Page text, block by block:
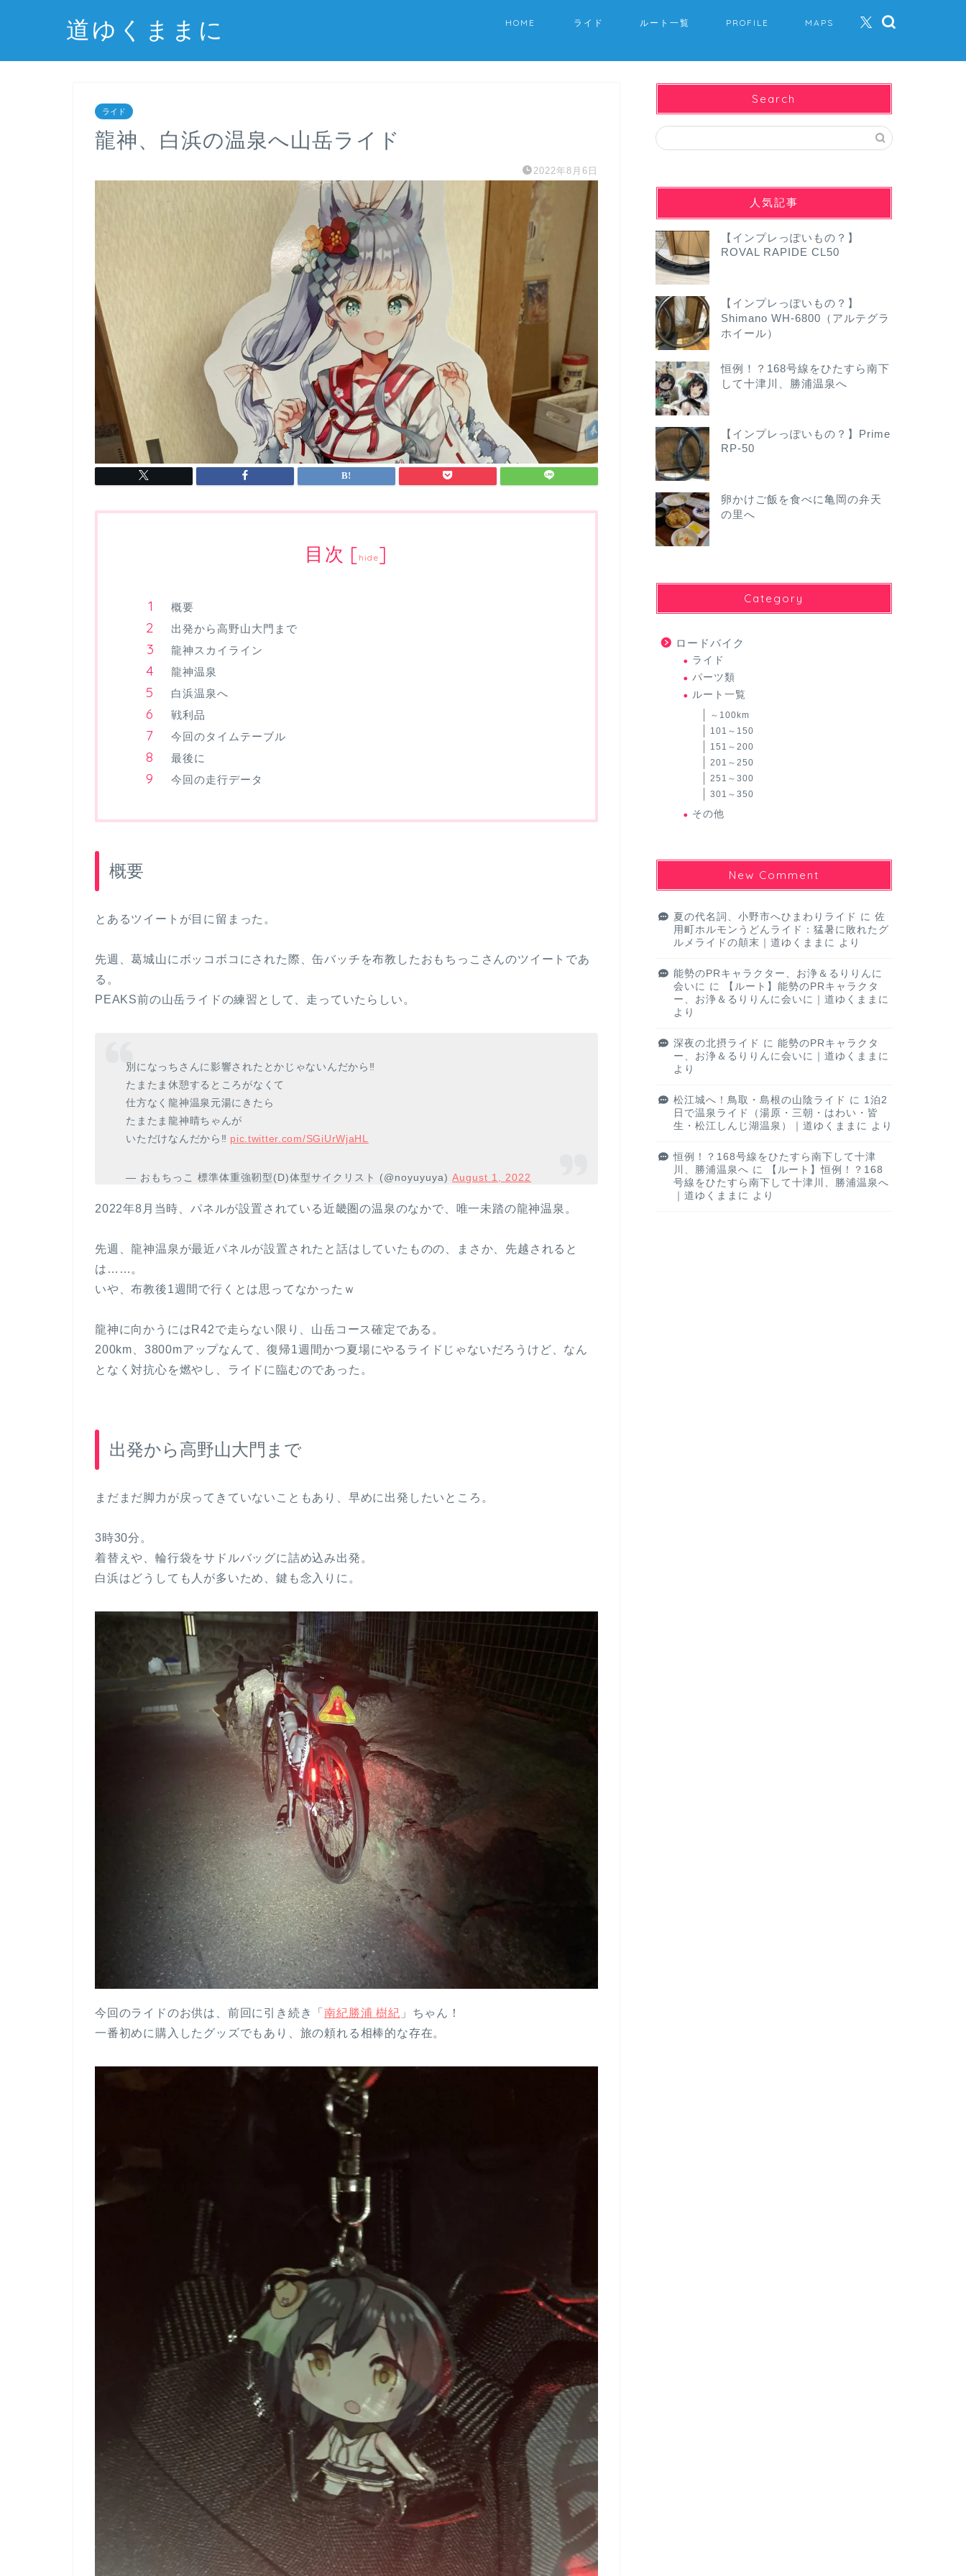
道ゆくままに HOME ライド ルート一覧 PROFILE MAPS
ライド
龍神、白浜の温泉へ山岳ライド
2022年8月6日
目次 [ hide]
概要
出発から高野山大門まで
龍神スカイライン
龍神温泉
白浜温泉へ
戦利品
今回のタイムテーブル
最後に
今回の走行データ
概要
とあるツイートが目に留まった。
先週、葛城山にボッコボコにされた際、缶バッチを布教したおもちっこさんのツイートであ
る。
PEAKS前の山岳ライドの練習として、走っていたらしい。
別になっちさんに影響されたとかじゃないんだから‼️
たまたま休憩するところがなくて
仕方なく龍神温泉元湯にきたら
たまたま龍神晴ちゃんが
いただけなんだから‼️ pic.twitter.com/SGiUrWjaHL
— おもちっこ 標準体重強靭型(D)体型サイクリスト (@noyuyuya)August 1, 2022
2022年8月当時、パネルが設置されている近畿圏の温泉のなかで、唯一未踏の龍神温泉。
先週、龍神温泉が最近パネルが設置されたと話はしていたものの、まさか、先越されると
は……。
いや、布教後1週間で行くとは思ってなかったｗ
龍神に向かうにはR42で走らない限り、山岳コース確定である。
200km、3800mアップなんて、復帰1週間かつ夏場にやるライドじゃないだろうけど、なん
となく対抗心を燃やし、ライドに臨むのであった。
出発から高野山大門まで
まだまだ脚力が戻ってきていないこともあり、早めに出発したいところ。
3時30分。
着替えや、輪行袋をサドルバッグに詰め込み出発。
白浜はどうしても人が多いため、鍵も念入りに。
今回のライドのお供は、前回に引き続き「南紀勝浦 樹紀 」ちゃん！
一番初めに購入したグッズでもあり、旅の頼れる相棒的な存在。
Search
人気記事
【インプレっぽいもの？】
ROVAL RAPIDE CL50
【インプレっぽいもの？】
Shimano WH-6800（アルテグラ
ホイール）
恒例！？168号線をひたすら南下
して十津川、勝浦温泉へ
【インプレっぽいもの？】Prime
RP-50
卵かけご飯を食べに亀岡の弁天
の里へ
Category
ロードバイク
ライド
パーツ類
ルート一覧
～100km
101～150
151～200
201～250
251～300
301～350
その他
New Comment
夏の代名詞、小野市へひまわりライド に 佐
用町ホルモンうどんライド：猛暑に敗れたグ
ルメライドの顛末｜道ゆくままに より
能勢のPRキャラクター、お浄＆るりりんに
会いに に
【ルート】能勢のPRキャラクタ
ー、お浄＆るりりんに会いに｜道ゆくままに
より
深夜の北摂ライド に 能勢のPRキャラクタ
ー、お浄＆るりりんに会いに｜道ゆくままに
より
松江城へ！鳥取・島根の山陰ライド に 1泊2
日で温泉ライド（湯原・三朝・はわい・皆
生・松江しんじ湖温泉）｜道ゆくままに より
恒例！？168号線をひたすら南下して十津
川、勝浦温泉へ に
【ルート】恒例！？168
号線をひたすら南下して十津川、勝浦温泉へ
｜道ゆくままに より